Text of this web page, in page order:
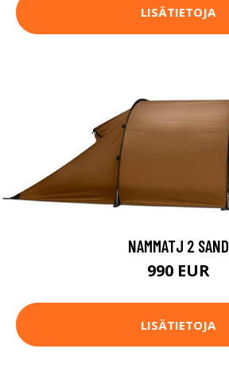
LISÄTIETOJA
NAMMATJ 2 SAND
990 EUR
LISÄTIETOJA